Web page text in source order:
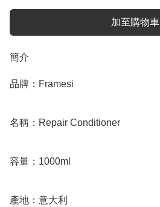
加至購物車
簡介
品牌：Framesi
名稱：Repair Conditioner
容量：1000ml
產地：意大利